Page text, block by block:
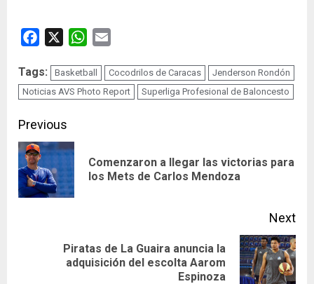
Facebook WhatsApp
Tags: Basketball Cocodrilos de Caracas
Jenderson Rondón
Noticias AVS Photo Report
Superliga Profesional de Baloncesto
Continue
Reading
Previous
Comenzaron a llegar las victorias para
los Mets de Carlos Mendoza
Next
Piratas de La Guaira anuncia la
adquisición del escolta Aarom
Espinoza